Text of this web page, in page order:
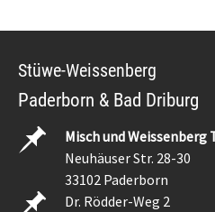
Stüwe-Weissenberg
Paderborn & Bad Driburg
Misch und Weissenberg
Neuhäuser Str. 28-30
33102 Paderborn
Dr. Rödder-Weg 2